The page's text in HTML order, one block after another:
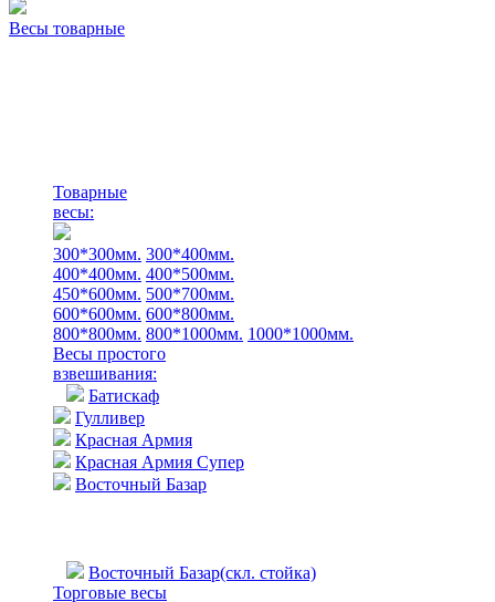
Весы товарные
Товарные
весы:
300*300мм. 300*400мм.
400*400мм. 400*500мм.
450*600мм. 500*700мм.
600*600мм. 600*800мм.
800*800мм. 800*1000мм. 1000*1000мм.
Весы простого
взвешивания:
Батискаф
Гулливер
Красная Армия
Красная Армия Супер
Восточный Базар
Восточный Базар(скл. стойка)
Торговые весы